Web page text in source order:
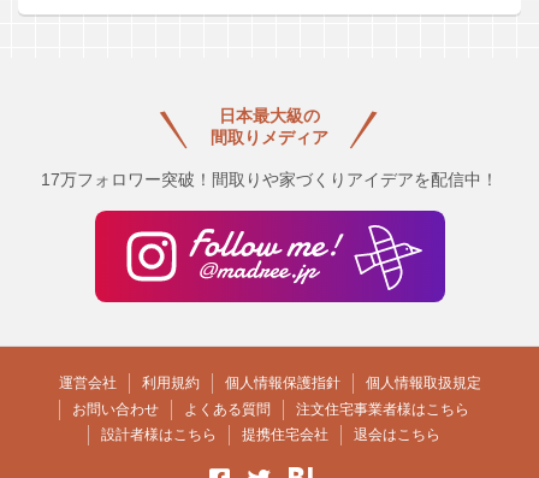
日本最大級の
間取りメディア
17万フォロワー突破！間取りや家づくりアイデアを配信中！
運営会社 利用規約 個人情報保護指針
個人情報取扱規定
お問い合わせ
よくある質問
注文住宅事業者様はこちら
設計者様はこちら
提携住宅会社 退会はこちら